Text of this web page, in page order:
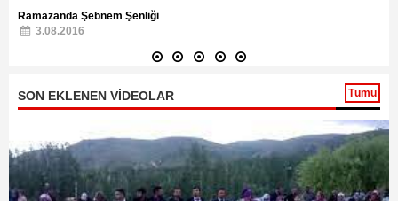
Ramazanda Şebnem Şenliği
3.08.2016
SON EKLENEN VİDEOLAR Tümü